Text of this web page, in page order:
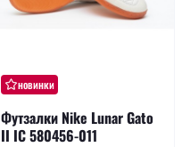
новинки
Футзалки Nike Lunar Gato
II IC 580456-011